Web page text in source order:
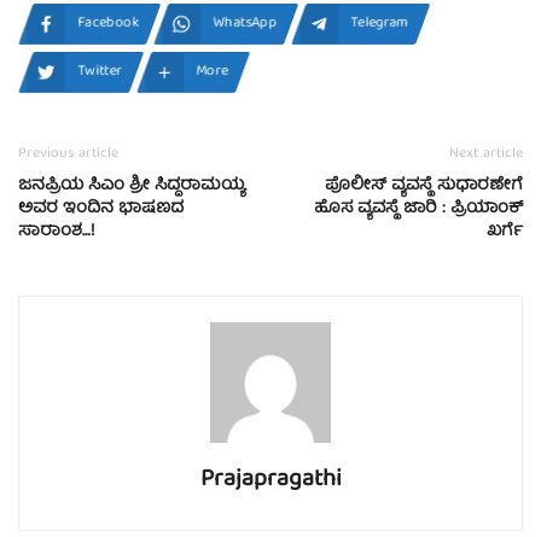
Facebook WhatsApp
Telegram
Twitter
More
Previous article
ಜನಪ್ರಿಯ ಸಿಎಂ ಶ್ರೀ ಸಿದ್ದರಾಮಯ್ಯ
ಅವರ ಇಂದಿನ ಭಾಷಣದ
ಸಾರಾಂಶ…!
Next article
ಪೊಲೀಸ್‌ ವ್ಯವಸ್ಥೆ ಸುಧಾರಣೇಗೆ
ಹೊಸ ವ್ಯವಸ್ಥೆ ಜಾರಿ : ಪ್ರಿಯಾಂಕ್‌
ಖರ್ಗೆ
Prajapragathi